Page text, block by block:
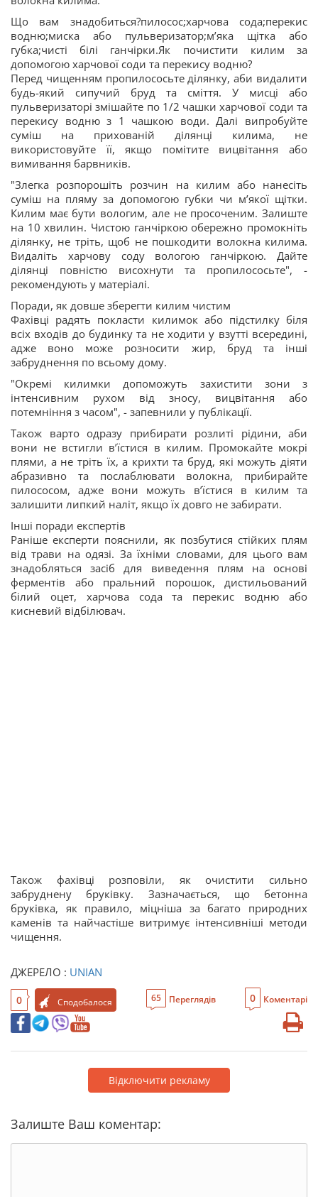
Що вам знадобиться?пилосос;харчова сода;перекис
водню;миска або пульверизатор;м’яка щітка або
губка;чисті білі ганчірки.Як почистити килим за
допомогою харчової соди та перекису водню?
Перед чищенням пропилососьте ділянку, аби видалити
будь-який сипучий бруд та сміття. У мисці або
пульверизаторі змішайте по 1/2 чашки харчової соди та
перекису водню з 1 чашкою води. Далі випробуйте
суміш на прихованій ділянці килима, не
використовуйте її, якщо помітите вицвітання або
вимивання барвників.
"Злегка розпорошіть розчин на килим або нанесіть
суміш на пляму за допомогою губки чи м’якої щітки.
Килим має бути вологим, але не просоченим. Залиште
на 10 хвилин. Чистою ганчіркою обережно промокніть
ділянку, не тріть, щоб не пошкодити волокна килима.
Видаліть харчову соду вологою ганчіркою. Дайте
ділянці повністю висохнути та пропилососьте", -
рекомендують у матеріалі.
Поради, як довше зберегти килим чистим
Фахівці радять покласти килимок або підстилку біля
всіх входів до будинку та не ходити у взутті всередині,
адже воно може розносити жир, бруд та інші
забруднення по всьому дому.
"Окремі килимки допоможуть захистити зони з
інтенсивним рухом від зносу, вицвітання або
потемніння з часом", - запевнили у публікації.
Також варто одразу прибирати розлиті рідини, аби
вони не встигли вʼїстися в килим. Промокайте мокрі
плями, а не тріть їх, а крихти та бруд, які можуть діяти
абразивно та послаблювати волокна, прибирайте
пилососом, адже вони можуть вʼїстися в килим та
залишити липкий наліт, якщо їх довго не забирати.
Інші поради експертів
Раніше експерти пояснили, як позбутися стійких плям
від трави на одязі. За їхніми словами, для цього вам
знадобляться засіб для виведення плям на основі
ферментів або пральний порошок, дистильований
білий оцет, харчова сода та перекис водню або
кисневий відбілювач.
Також фахівці розповіли, як очистити сильно
забруднену бруківку. Зазначається, що бетонна
бруківка, як правило, міцніша за багато природних
каменів та найчастіше витримує інтенсивніші методи
чищення.
ДЖЕРЕЛО : UNIAN
0 Сподобалося 65 Переглядів 0 Коментарі
Відключити рекламу
Залиште Ваш коментар: